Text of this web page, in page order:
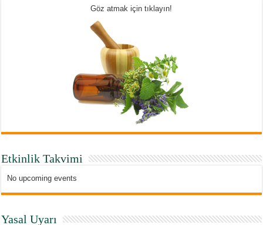
Göz atmak için tıklayın!
Etkinlik Takvimi
No upcoming events
Yasal Uyarı